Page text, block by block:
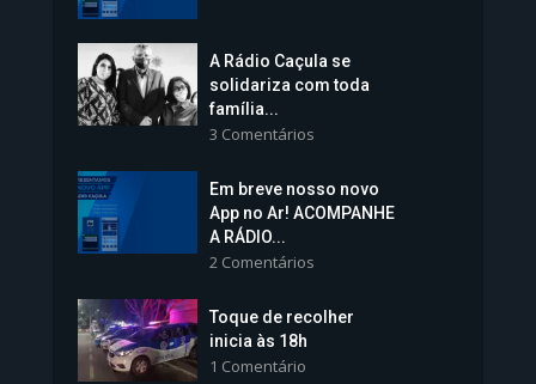
Vice-Prefeita Sheila Lemos
tomará posse nesta...
1.101 Modos de exibição
A Rádio Caçula se
solidariza com toda
família...
3 Comentários
Em breve nosso novo
App no Ar! ACOMPANHE
A RÁDIO...
2 Comentários
Toque de recolher
inicia às 18h
1 Comentário